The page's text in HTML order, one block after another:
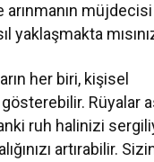
arınmanın
yaklaşmakta
her biri, kişisel
Rüyalar
anki ruh halinizi
artırabilir.